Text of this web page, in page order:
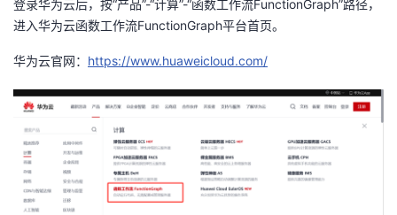
动
关
的
开
发
者
学
我
的
Programs
的
支
持
登录华为云后，按“产品”-“计算”-“函数工作流FunctionGraph”路径，
进入华为云函数工作流FunctionGraph平台首页。
华为云官网： https://www.huaweicloud.com/